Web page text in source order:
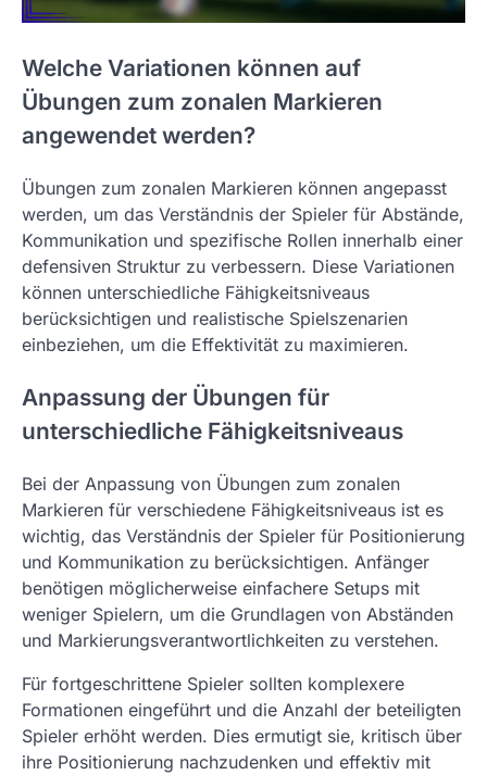
Welche Variationen können auf
Übungen zum zonalen Markieren
angewendet werden?
Übungen zum zonalen Markieren können angepasst
werden, um das Verständnis der Spieler für Abstände,
Kommunikation und spezifische Rollen innerhalb einer
defensiven Struktur zu verbessern. Diese Variationen
können unterschiedliche Fähigkeitsniveaus
berücksichtigen und realistische Spielszenarien
einbeziehen, um die Effektivität zu maximieren.
Anpassung der Übungen für
unterschiedliche Fähigkeitsniveaus
Bei der Anpassung von Übungen zum zonalen
Markieren für verschiedene Fähigkeitsniveaus ist es
wichtig, das Verständnis der Spieler für Positionierung
und Kommunikation zu berücksichtigen. Anfänger
benötigen möglicherweise einfachere Setups mit
weniger Spielern, um die Grundlagen von Abständen
und Markierungsverantwortlichkeiten zu verstehen.
Für fortgeschrittene Spieler sollten komplexere
Formationen eingeführt und die Anzahl der beteiligten
Spieler erhöht werden. Dies ermutigt sie, kritisch über
ihre Positionierung nachzudenken und effektiv mit